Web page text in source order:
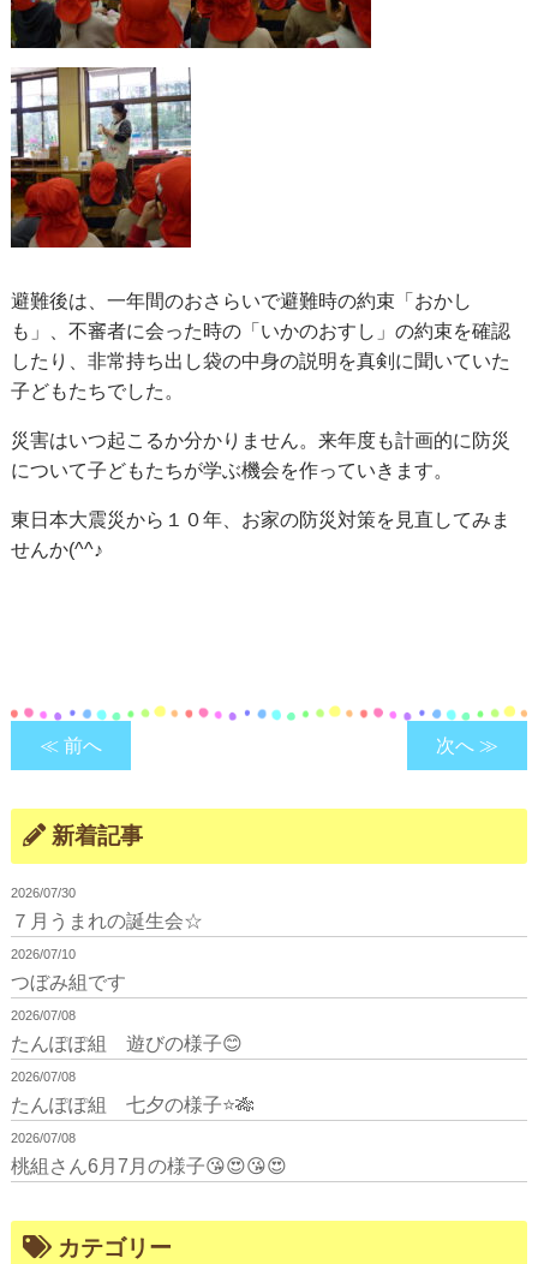
避難後は、一年間のおさらいで避難時の約束「おかし
も」、不審者に会った時の「いかのおすし」の約束を確認
したり、非常持ち出し袋の中身の説明を真剣に聞いていた
子どもたちでした。
災害はいつ起こるか分かりません。来年度も計画的に防災
について子どもたちが学ぶ機会を作っていきます。
東日本大震災から１０年、お家の防災対策を見直してみま
せんか(^^♪
≪ 前へ 次へ ≫
新着記事
2026/07/30
７月うまれの誕生会☆
2026/07/10
つぼみ組です
2026/07/08
たんぽぽ組 遊びの様子😊
2026/07/08
たんぽぽ組 七夕の様子⭐🎋
2026/07/08
桃組さん6月7月の様子😘😍😘😍
カテゴリー